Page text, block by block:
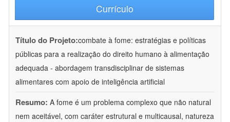
Currículo
Título do Projeto:combate à fome: estratégias e políticas
públicas para a realização do direito humano à alimentação
adequada - abordagem transdisciplinar de sistemas
alimentares com apoio de inteligência artificial
Resumo: A fome é um problema complexo que não natural
nem aceitável, com caráter estrutural e multicausal, natureza